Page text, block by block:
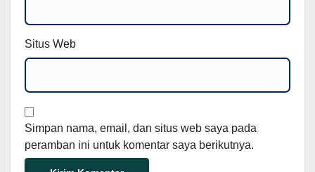
Situs Web
Simpan nama, email, dan situs web saya pada
peramban ini untuk komentar saya berikutnya.